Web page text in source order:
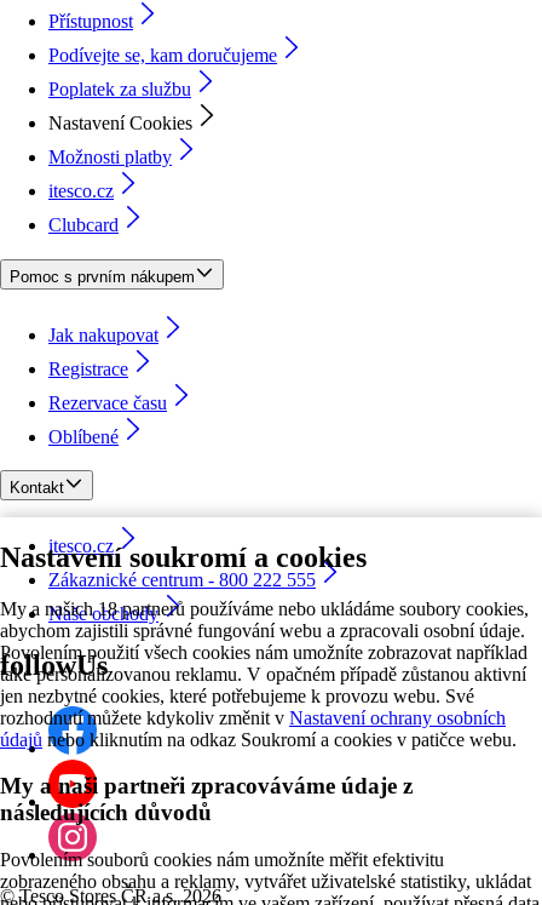
Nastavení soukromí a cookies
My a našich 18 partnerů používáme nebo ukládáme soubory cookies,
abychom zajistili správné fungování webu a zpracovali osobní údaje.
Povolením použití všech cookies nám umožníte zobrazovat například
také personalizovanou reklamu. V opačném případě zůstanou aktivní
jen nezbytné cookies, které potřebujeme k provozu webu. Své
rozhodnutí můžete kdykoliv změnit v Nastavení ochrany osobních
údajů nebo kliknutím na odkaz Soukromí a cookies v patičce webu.
My a naši partneři zpracováváme údaje z
následujících důvodů
Povolením souborů cookies nám umožníte měřit efektivitu
zobrazeného obsahu a reklamy, vytvářet uživatelské statistiky, ukládat
Přístupnost
Podívejte se, kam doručujeme
Poplatek za službu
Nastavení Cookies
Možnosti platby
itesco.cz
Clubcard
Pomoc s prvním nákupem
Jak nakupovat
Registrace
Rezervace času
Oblíbené
Kontakt
itesco.cz
Zákaznické centrum - 800 222 555
Naše obchody
followUs
©Tesco Stores ČR a.s. 2026